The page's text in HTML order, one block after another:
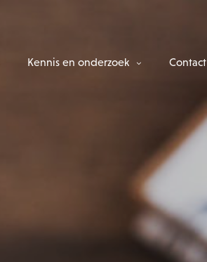
Kennis en onderzoek Contact